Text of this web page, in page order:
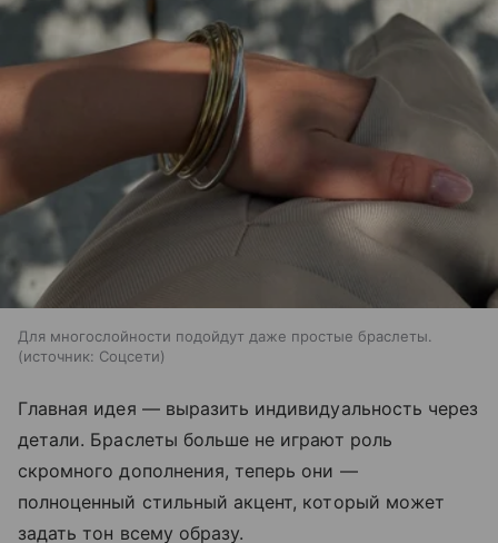
Для многослойности подойдут даже простые браслеты.
источник: Соцсети
Главная идея — выразить индивидуальность через
детали. Браслеты больше не играют роль
скромного дополнения, теперь они —
полноценный стильный акцент, который может
задать тон всему образу.